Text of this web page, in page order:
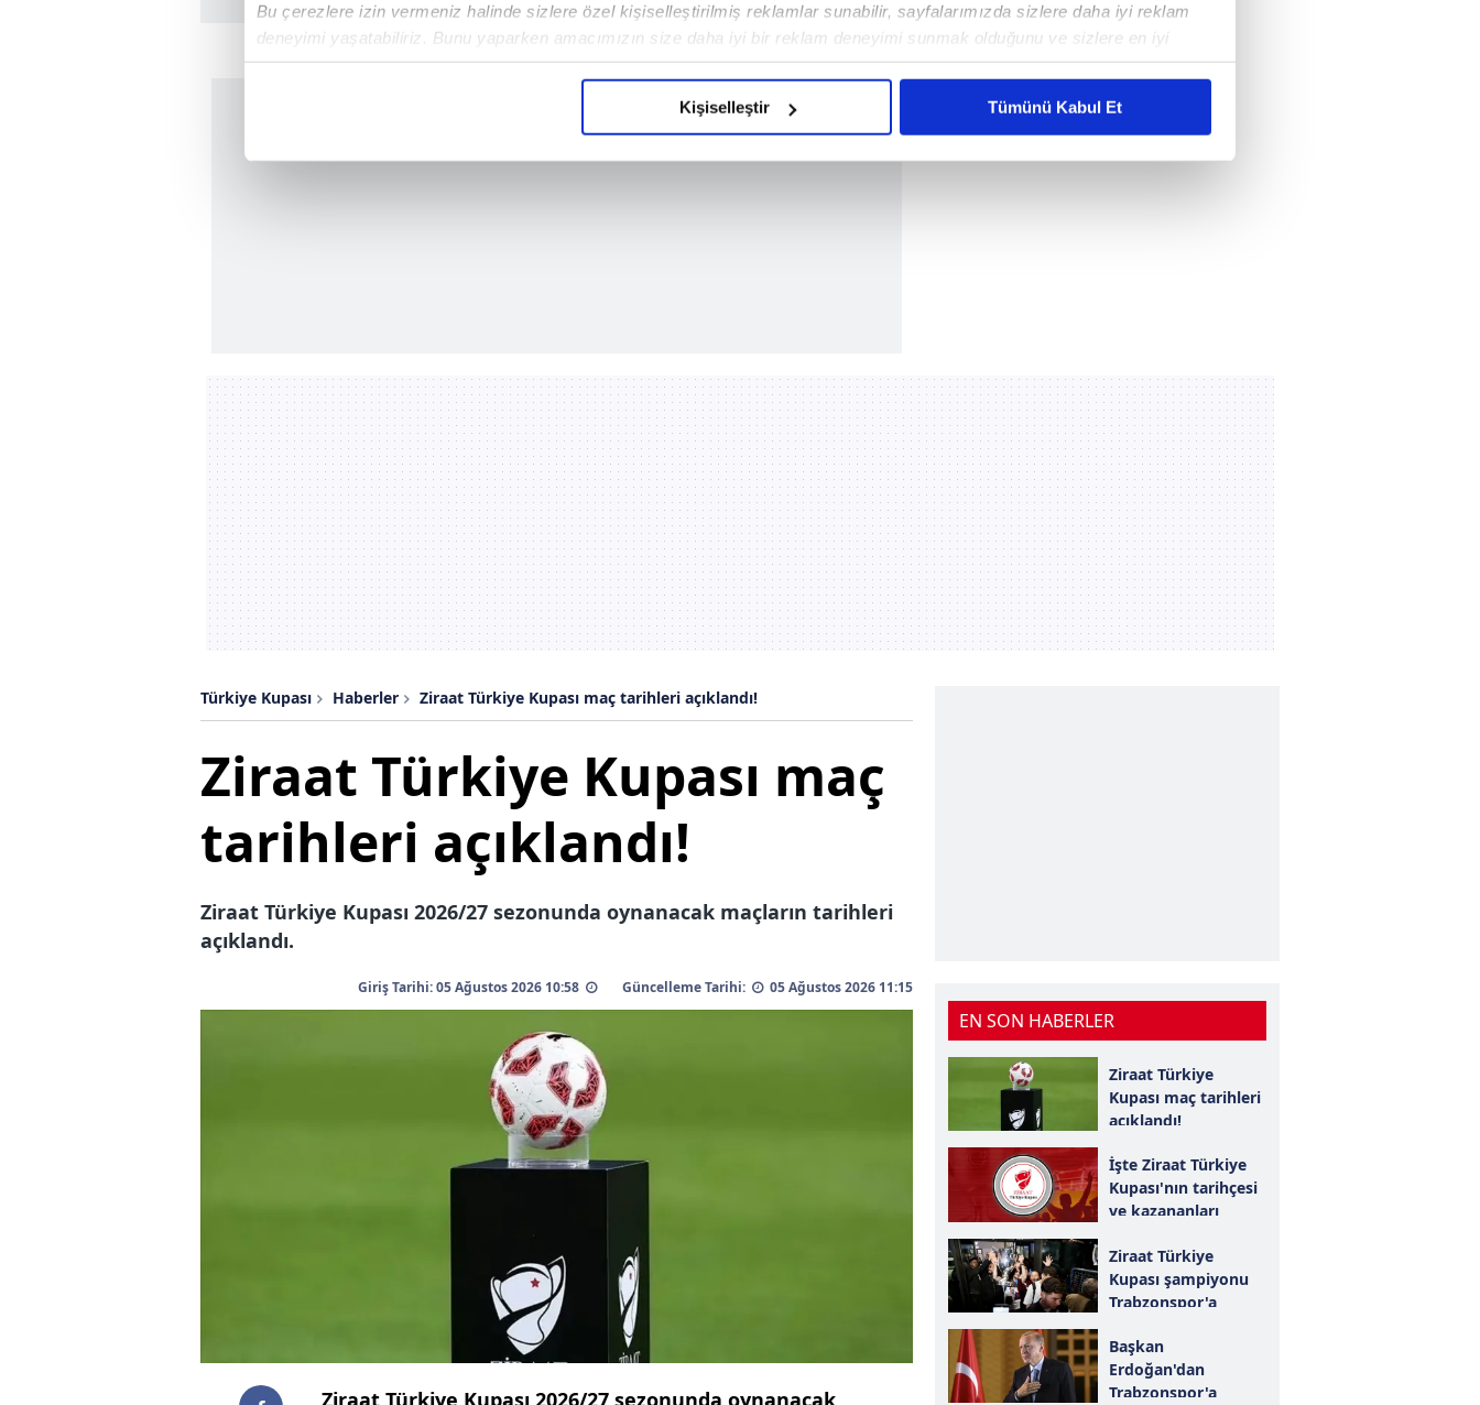
Bu çerezlere izin vermeniz halinde sizlere özel kişiselleştirilmiş reklamlar sunabilir, sayfalarımızda sizlere daha iyi reklam
deneyimi yaşatabiliriz. Bunu yaparken amacımızın size daha iyi bir reklam deneyimi sunmak olduğunu ve sizlere en iyi
içerikleri sunabilmek adına elimizden gelen çabayı gösterdiğimizi ve bu noktada, reklamların maliyetlerimizi karşılamak
6698 sayılı Kişisel Verilerin Korunması Kanunu uyarınca hazırlanmış Aydınlatma Metnimizi okumak ve sitemizde ilgili
mevzuata uygun olarak kullanılan çerezlerle ilgili bilgi almak için lütfen tıklayınız.
Kişiselleştir Tümünü Kabul Et
Türkiye Kupası Haberler Ziraat Türkiye Kupası maç tarihleri açıklandı!
Ziraat Türkiye Kupası maç
tarihleri açıklandı!
Ziraat Türkiye Kupası 2026/27 sezonunda oynanacak maçların tarihleri
açıklandı.
Giriş Tarihi: 05 Ağustos 2026 10:58 Güncelleme Tarihi: 05 Ağustos 2026 11:15
Ziraat Türkiye Kupası 2026/27 sezonunda oynanacak
EN SON HABERLER
Ziraat Türkiye
Kupası maç tarihleri
açıklandı!
İşte Ziraat Türkiye
Kupası'nın tarihçesi
ve kazananları
Ziraat Türkiye
Kupası şampiyonu
Trabzonspor'a
Başkan
Erdoğan'dan
Trabzonspor'a